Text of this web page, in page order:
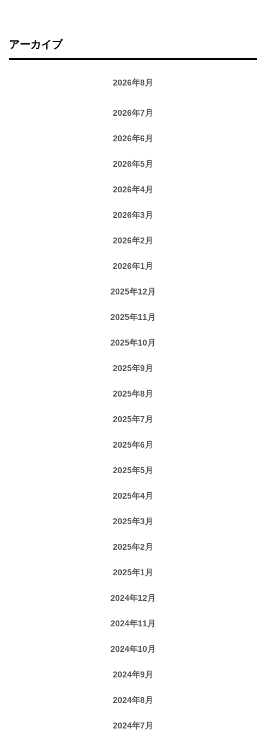
アーカイブ
2026年8月
2026年7月
2026年6月
2026年5月
2026年4月
2026年3月
2026年2月
2026年1月
2025年12月
2025年11月
2025年10月
2025年9月
2025年8月
2025年7月
2025年6月
2025年5月
2025年4月
2025年3月
2025年2月
2025年1月
2024年12月
2024年11月
2024年10月
2024年9月
2024年8月
2024年7月